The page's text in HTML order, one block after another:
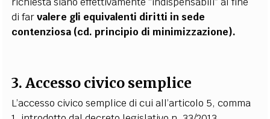
di farvalere gli equivalenti diritti in sede
contenziosa (cd. principio di minimizzazione).
3. Accesso civico semplice
L’accesso civico semplice di cui all’articolo 5, comma